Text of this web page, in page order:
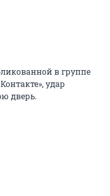
в группе
удар
дверь.